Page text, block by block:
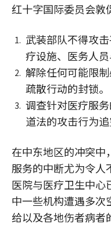
红十字国际委员会敦
武装部队不得攻
疗设施、医务人员
解除任何可能限
疏散行动的封锁。
调查针对医疗服
道法的攻击行为追
在中东地区的冲突中
服务的中断尤为令人
医院与医疗卫生中心
中一些机构遭遇多次
给以及各地伤者病者